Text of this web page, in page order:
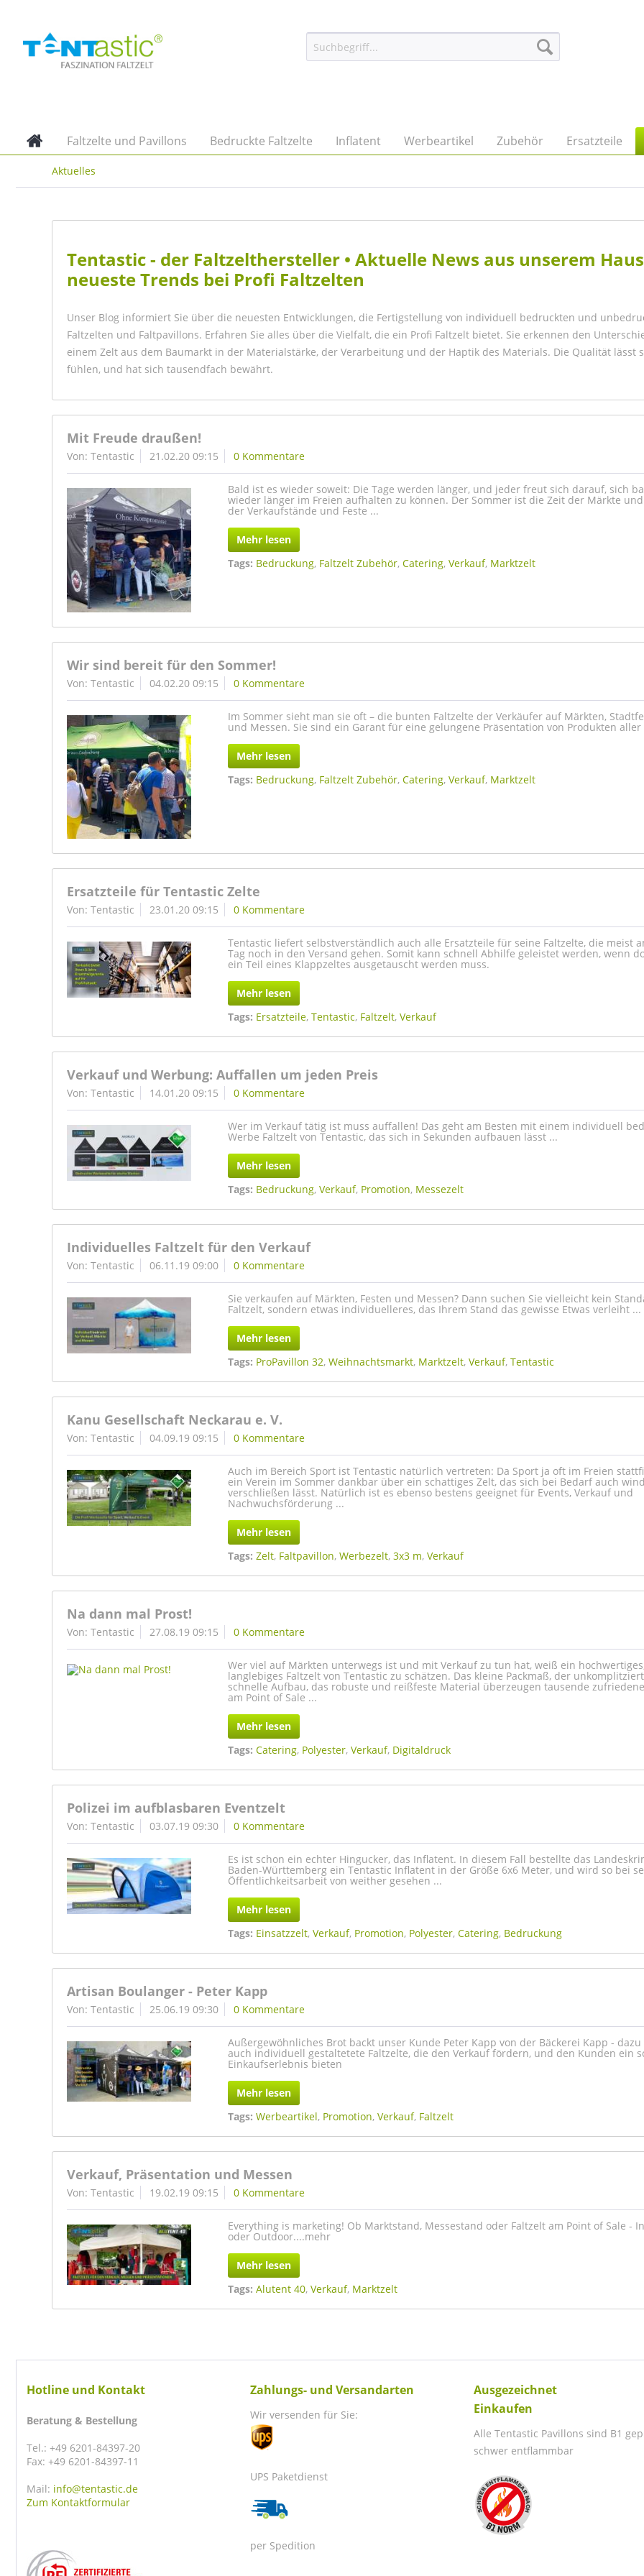
Faltzelte und Pavillons Bedruckte Faltzelte Inflatent Werbeartikel Zubehör Ersatzteile
Aktuelles
Tentastic - der Faltzelthersteller • Aktuelle News aus unserem
neueste Trends bei Profi Faltzelten
Unser Blog informiert Sie über die neuesten Entwicklungen, die Fertigstellung von individuell bedruckten und
Faltzelten und Faltpavillons. Erfahren Sie alles über die Vielfalt, die ein Profi Faltzelt bietet. Sie erkennen den
einem Zelt aus dem Baumarkt in der Materialstärke, der Verarbeitung und der Haptik des Materials. Die Qualität lässt
fühlen, und hat sich tausendfach bewährt.
Mit Freude draußen!
Von: Tentastic 21.02.20 09:15 0 Kommentare
Bald ist es wieder soweit: Die Tage werden länger, und jeder freut sich darauf, sich
wieder länger im Freien aufhalten zu können. Der Sommer ist die Zeit der Märkte
der Verkaufstände und Feste ...
Mehr lesen
Tags: Bedruckung, Faltzelt Zubehör,Catering,Verkauf, Marktzelt
Wir sind bereit für den Sommer!
Von: Tentastic 04.02.20 09:15 0 Kommentare
Im Sommer sieht man sie oft – die bunten Faltzelte der Verkäufer auf Märkten,
und Messen. Sie sind ein Garant für eine gelungene Präsentation von Produkten aller
Mehr lesen
Tags: Bedruckung, Faltzelt Zubehör,Catering,Verkauf, Marktzelt
Ersatzteile für Tentastic Zelte
Von: Tentastic 23.01.20 09:15 0 Kommentare
Tentastic liefert selbstverständlich auch alle Ersatzteile für seine Faltzelte, die meist
Tag noch in den Versand gehen. Somit kann schnell Abhilfe geleistet werden, wenn
ein Teil eines Klappzeltes ausgetauscht werden muss.
Mehr lesen
Tags: Ersatzteile,Tentastic, Faltzelt,Verkauf
Verkauf und Werbung: Auffallen um jeden Preis
Von: Tentastic 14.01.20 09:15 0 Kommentare
Wer im Verkauf tätig ist muss auffallen! Das geht am Besten mit einem individuell
Werbe Faltzelt von Tentastic, das sich in Sekunden aufbauen lässt ...
Mehr lesen
Tags: Bedruckung,Verkauf, Promotion, Messezelt
Individuelles Faltzelt für den Verkauf
Von: Tentastic 06.11.19 09:00 0 Kommentare
Sie verkaufen auf Märkten, Festen und Messen? Dann suchen Sie vielleicht kein
Faltzelt, sondern etwas individuelleres, das Ihrem Stand das gewisse Etwas verleiht ...
Mehr lesen
Tags: ProPavillon 32,Weihnachtsmarkt, Marktzelt,Verkauf,Tentastic
Kanu Gesellschaft Neckarau e. V.
Von: Tentastic 04.09.19 09:15 0 Kommentare
Auch im Bereich Sport ist Tentastic natürlich vertreten: Da Sport ja oft im Freien
ein Verein im Sommer dankbar über ein schattiges Zelt, das sich bei Bedarf auch
verschließen lässt. Natürlich ist es ebenso bestens geeignet für Events, Verkauf und
Nachwuchsförderung ...
Mehr lesen
Tags: Zelt, Faltpavillon,Werbezelt,3x3 m,Verkauf
Na dann mal Prost!
Von: Tentastic 27.08.19 09:15 0 Kommentare
Wer viel auf Märkten unterwegs ist und mit Verkauf zu tun hat, weiß ein
langlebiges Faltzelt von Tentastic zu schätzen. Das kleine Packmaß, der
schnelle Aufbau, das robuste und reißfeste Material überzeugen tausende
am Point of Sale ...
Mehr lesen
Tags: Catering, Polyester,Verkauf, Digitaldruck
Polizei im aufblasbaren Eventzelt
Von: Tentastic 03.07.19 09:30 0 Kommentare
Es ist schon ein echter Hingucker, das Inflatent. In diesem Fall bestellte das
Baden-Württemberg ein Tentastic Inflatent in der Größe 6x6 Meter, und wird so bei
Öffentlichkeitsarbeit von weither gesehen ...
Mehr lesen
Tags: Einsatzzelt,Verkauf, Promotion, Polyester,Catering, Bedruckung
Artisan Boulanger - Peter Kapp
Von: Tentastic 25.06.19 09:30 0 Kommentare
Außergewöhnliches Brot backt unser Kunde Peter Kapp von der Bäckerei Kapp - dazu
auch individuell gestaltetete Faltzelte, die den Verkauf fördern, und den Kunden ein
Einkaufserlebnis bieten
Mehr lesen
Tags: Werbeartikel, Promotion,Verkauf, Faltzelt
Verkauf, Präsentation und Messen
Von: Tentastic 19.02.19 09:15 0 Kommentare
Everything is marketing! Ob Marktstand, Messestand oder Faltzelt am Point of Sale -
oder Outdoor....mehr
Mehr lesen
Tags: Alutent 40,Verkauf, Marktzelt
Hotline und Kontakt
Beratung & Bestellung
Tel.: +49 6201-84397-20
Fax: +49 6201-84397-11
Mail: info@tentastic.de
Zum Kontaktformular
Zahlungs- und Versandarten
Wir versenden für Sie:
UPS Paketdienst
per Spedition
Ausgezeichnet
Einkaufen
Alle Tentastic Pavillons sind B1
schwer entflammbar